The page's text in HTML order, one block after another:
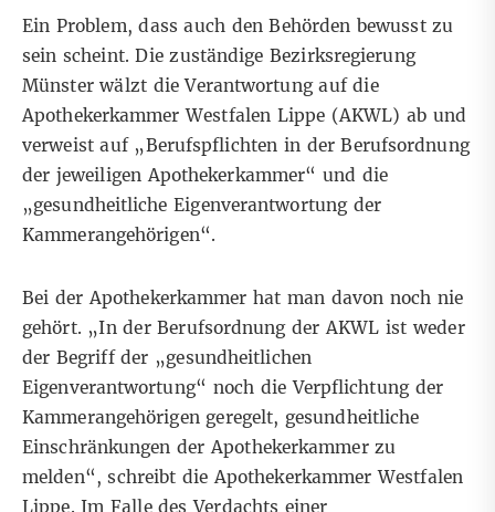
Ein Problem, dass auch den Behörden bewusst zu
sein scheint. Die zuständige Bezirksregierung
Münster wälzt die Verantwortung auf die
Apothekerkammer Westfalen Lippe (AKWL) ab und
verweist auf „Berufspflichten in der Berufsordnung
der jeweiligen Apothekerkammer“ und die
„gesundheitliche Eigenverantwortung der
Kammerangehörigen“.
Bei der Apothekerkammer hat man davon noch nie
gehört. „In der Berufsordnung der AKWL ist weder
der Begriff der „gesundheitlichen
Eigenverantwortung“ noch die Verpflichtung der
Kammerangehörigen geregelt, gesundheitliche
Einschränkungen der Apothekerkammer zu
melden“, schreibt die Apothekerkammer Westfalen
Lippe. Im Falle des Verdachts einer